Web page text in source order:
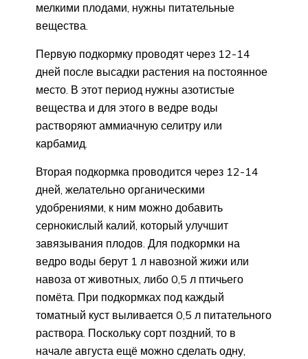
мелкими плодами, нужны питательные
вещества.
Первую подкормку проводят через 12-14
дней после высадки растения на постоянное
место. В этот период нужны азотистые
вещества и для этого в ведре воды
растворяют аммиачную селитру или
карбамид.
Вторая подкормка проводится через 12-14
дней, желательно органическими
удобрениями, к ним можно добавить
сернокислый калий, который улучшит
завязывания плодов. Для подкормки на
ведро воды берут 1 л навозной жижи или
навоза от животных, либо 0,5 л птичьего
помёта. При подкормках под каждый
томатный куст выливается 0,5 л питательного
раствора. Поскольку сорт поздний, то в
начале августа ещё можно сделать одну,